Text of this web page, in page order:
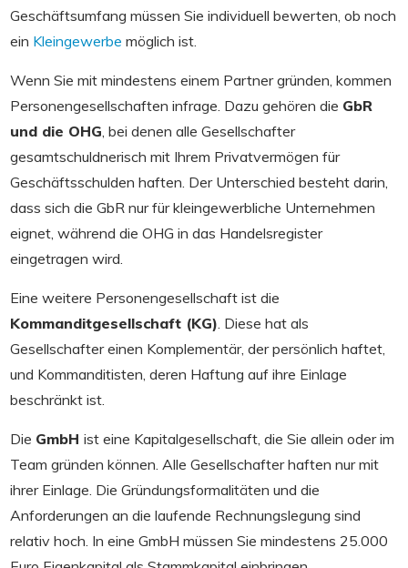
Geschäftsumfang müssen Sie individuell bewerten, ob noch
ein Kleingewerbe möglich ist.
Wenn Sie mit mindestens einem Partner gründen, kommen
Personengesellschaften infrage. Dazu gehören die GbR
und die OHG , bei denen alle Gesellschafter
gesamtschuldnerisch mit Ihrem Privatvermögen für
Geschäftsschulden haften. Der Unterschied besteht darin,
dass sich die GbR nur für kleingewerbliche Unternehmen
eignet, während die OHG in das Handelsregister
eingetragen wird.
Eine weitere Personengesellschaft ist die
Kommanditgesellschaft (KG) . Diese hat als
Gesellschafter einen Komplementär, der persönlich haftet,
und Kommanditisten, deren Haftung auf ihre Einlage
beschränkt ist.
Die GmbH ist eine Kapitalgesellschaft, die Sie allein oder im
Team gründen können. Alle Gesellschafter haften nur mit
ihrer Einlage. Die Gründungsformalitäten und die
Anforderungen an die laufende Rechnungslegung sind
relativ hoch. In eine GmbH müssen Sie mindestens 25.000